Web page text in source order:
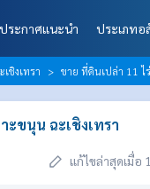
ประกาศแนะนำ ประเภทอ
เชิงเทรา ขาย ที่ดินเปล่า 11 ไ
ะขนุน ฉะเชิงเทรา
แก้ไขล่าสุดเมื่อ